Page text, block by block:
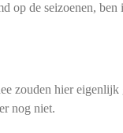
op de seizoenen,
zouden hier
nog niet.